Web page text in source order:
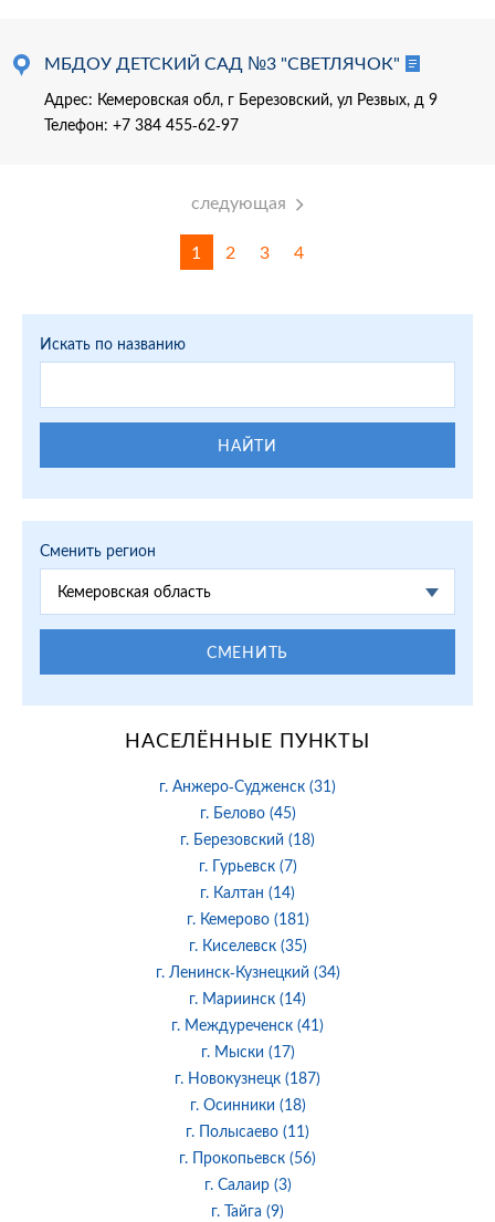
МБДОУ ДЕТСКИЙ САД №3 "СВЕТЛЯЧОК"
Адрес: Кемеровская обл, г Березовский, ул Резвых, д 9
Телефон: +7 384 455-62-97
следующая
1 2 3 4
Искать по названию
НАЙТИ
Сменить регион
Кемеровская область
СМЕНИТЬ
НАСЕЛЁННЫЕ ПУНКТЫ
г. Анжеро-Судженск (31)
г. Белово (45)
г. Березовский (18)
г. Гурьевск (7)
г. Калтан (14)
г. Кемерово (181)
г. Киселевск (35)
г. Ленинск-Кузнецкий (34)
г. Мариинск (14)
г. Междуреченск (41)
г. Мыски (17)
г. Новокузнецк (187)
г. Осинники (18)
г. Полысаево (11)
г. Прокопьевск (56)
г. Салаир (3)
г. Тайга (9)